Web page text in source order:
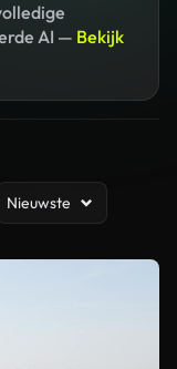
AI — Bekijk
Nieuwste